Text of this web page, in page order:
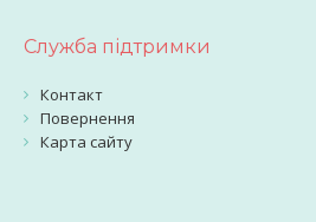
Служба підтримки
Контакт
Повернення
Карта сайту